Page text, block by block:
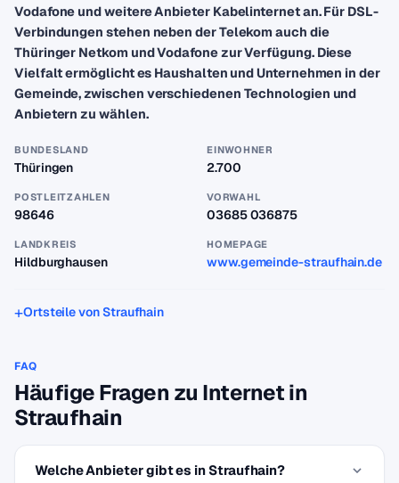
Vodafone und weitere Anbieter Kabelinternet an. Für DSL-
Verbindungen stehen neben der Telekom auch die
Thüringer Netkom und Vodafone zur Verfügung. Diese
Vielfalt ermöglicht es Haushalten und Unternehmen in der
Gemeinde, zwischen verschiedenen Technologien und
Anbietern zu wählen.
BUNDESLAND
Thüringen
EINWOHNER
2.700
POSTLEITZAHLEN
98646
VORWAHL
03685 036875
LANDKREIS
Hildburghausen
HOMEPAGE
www.gemeinde-straufhain.de
Ortsteile von Straufhain
FAQ
Häufige Fragen zu Internet in
Straufhain
Welche Anbieter gibt es in Straufhain?